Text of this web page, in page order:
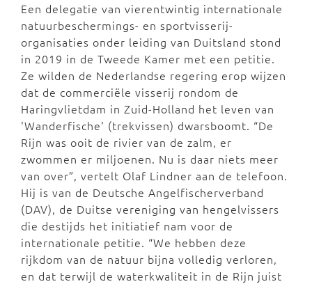
Een delegatie van vierentwintig internationale
natuurbeschermings- en sportvisserij-
organisaties onder leiding van Duitsland stond
in 2019 in de Tweede Kamer met een petitie.
Ze wilden de Nederlandse regering erop wijzen
dat de commerciële visserij rondom de
Haringvlietdam in Zuid-Holland het leven van
'Wanderfische' (trekvissen) dwarsboomt. “De
Rijn was ooit de rivier van de zalm, er
zwommen er miljoenen. Nu is daar niets meer
van over”, vertelt Olaf Lindner aan de telefoon.
Hij is van de Deutsche Angelfischerverband
(DAV), de Duitse vereniging van hengelvissers
die destijds het initiatief nam voor de
internationale petitie. “We hebben deze
rijkdom van de natuur bijna volledig verloren,
en dat terwijl de waterkwaliteit in de Rijn juist